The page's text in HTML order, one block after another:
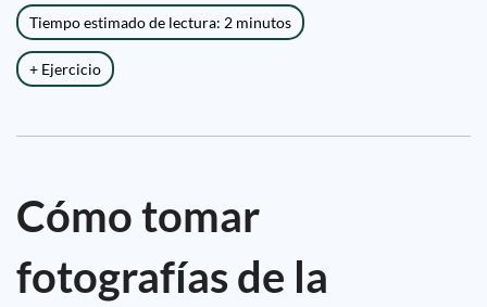
Tiempo estimado de lectura: 2 minutos
+ Ejercicio
Cómo tomar
fotografías de la